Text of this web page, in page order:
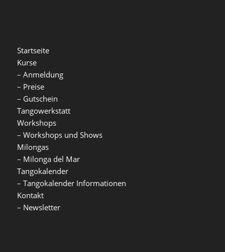
Startseite
Kurse
– Anmeldung
– Preise
– Gutschein
Tangowerkstatt
Workshops
– Workshops und Shows
Milongas
– Milonga del Mar
Tangokalender
– Tangokalender Informationen
Kontakt
– Newsletter